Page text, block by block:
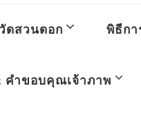
ดสวนดอก พิธีกา
คำขอบคุณเจ้าภาพ